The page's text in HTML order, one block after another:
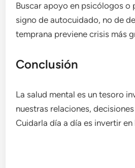
Buscar apoyo en psicólogos o
signo de autocuidado, no de
temprana previene crisis más
Conclusión
La salud mental es un tesoro
nuestras relaciones,
Cuidarla día a día es invertir